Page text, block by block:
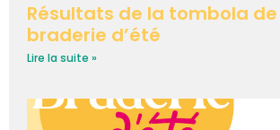
Résultats de la tombola
braderie d’été
Lire la suite »